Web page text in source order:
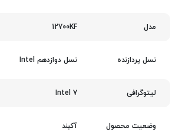
مدل 12700KF
نسل پردازنده نسل دوازدهم Intel
لیتوگرافی Intel 7
وضعیت محصول آکبند